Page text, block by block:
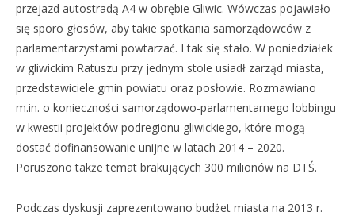
przejazd autostradą A4 w obrębie Gliwic. Wówczas pojawiało
się sporo głosów, aby takie spotkania samorządowców z
parlamentarzystami powtarzać. I tak się stało. W poniedziałek
w gliwickim Ratuszu przy jednym stole usiadł zarząd miasta,
przedstawiciele gmin powiatu oraz posłowie. Rozmawiano
m.in. o konieczności samorządowo-parlamentarnego lobbingu
w kwestii projektów podregionu gliwickiego, które mogą
dostać dofinansowanie unijne w latach 2014 – 2020.
Poruszono także temat brakujących 300 milionów na DTŚ.
Podczas dyskusji zaprezentowano budżet miasta na 2013 r.